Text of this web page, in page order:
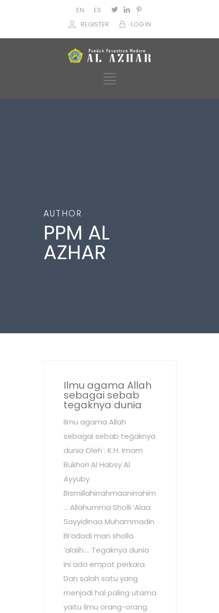
EN
ES
LOG IN
REGISTER
AUTHOR
PPM AL
AZHAR
Ilmu agama Allah
sebagai sebab
tegaknya dunia
Ilmu agama Allah
sebagai sebab tegaknya
dunia Oleh : K.H. Imam
Bukhori Al Habsy Al
Ayyuby
Bismillahirrahmaanirrahim
… Allahumma Sholli ‘Alaa
Sayyidinaa Muhammadin
Bi’adadi man sholla
’alaiih…. Tegaknya dunia
ini ada empat perkara.
Dan salah satu yang
menjadi hal paling utama
yaitu ilmu orang-orang